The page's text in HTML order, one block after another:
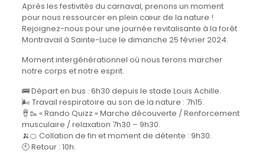
Après les festivités du carnaval, prenons un moment
pour nous ressourcer en plein cœur de la nature !
Rejoignez-nous pour une journée revitalisante à la forêt
Montravail à Sainte-Luce le dimanche 25 février 2024.
Moment intergénérationnel où nous ferons marcher
notre corps et notre esprit.
🚌 Départ en bus : 6h30 depuis le stade Louis Achille.
🌬️ Travail respiratoire au son de la nature : 7h15.
🪘🥾 « Rando Quizz » Marche découverte / Renforcement
musculaire / relaxation 7h30 – 9h30.
🍌🍊 Collation de fin et moment de détente : 9h30.
🕙 Retour : 10h.